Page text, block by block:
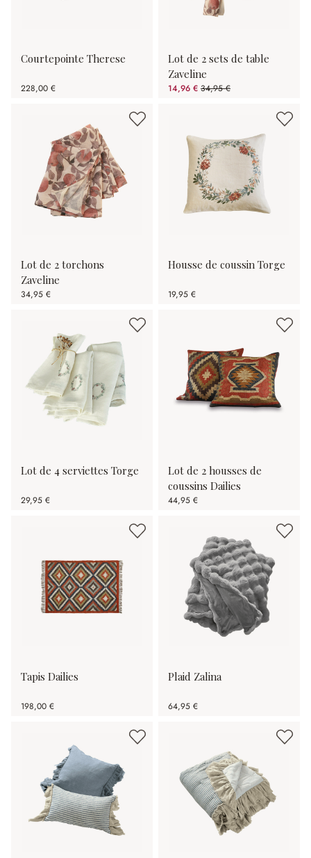
Courtepointe Therese
228,00 €
Lot de 2 sets de table
Zaveline
14,96 € 34,95 €
(57.2%spared)
Lot de 2 torchons
Zaveline
34,95 €
Housse de coussin Torge
19,95 €
Lot de 4 serviettes Torge
29,95 €
Lot de 2 housses de
coussins Dailies
44,95 €
Tapis Dailies
198,00 €
Plaid Zalina
64,95 €